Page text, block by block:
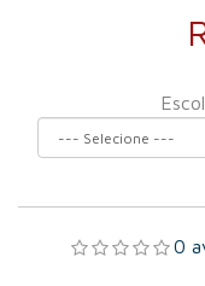
0